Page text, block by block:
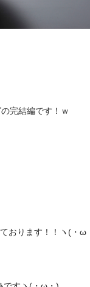
完結編です！ｗ
おります！！ヽ(・ω